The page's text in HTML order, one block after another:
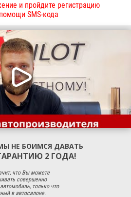
и пройдите регистрацию
SMS-кода
НЕ БОИМСЯ ДАВАТЬ
2 ГОДА!
что Вы можете
совершенно
только что
в автосалоне.